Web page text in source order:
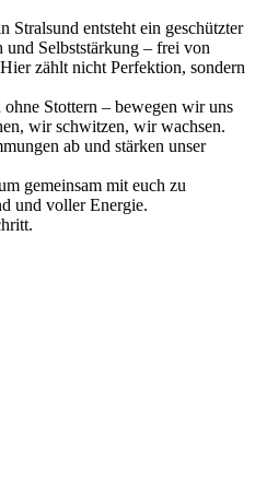
Stralsund entsteht ein geschützter
Selbststärkung – frei von
zählt nicht Perfektion, sondern
Stottern – bewegen wir uns
wir schwitzen, wir wachsen.
ab und stärken unser
gemeinsam mit euch zu
und voller Energie.